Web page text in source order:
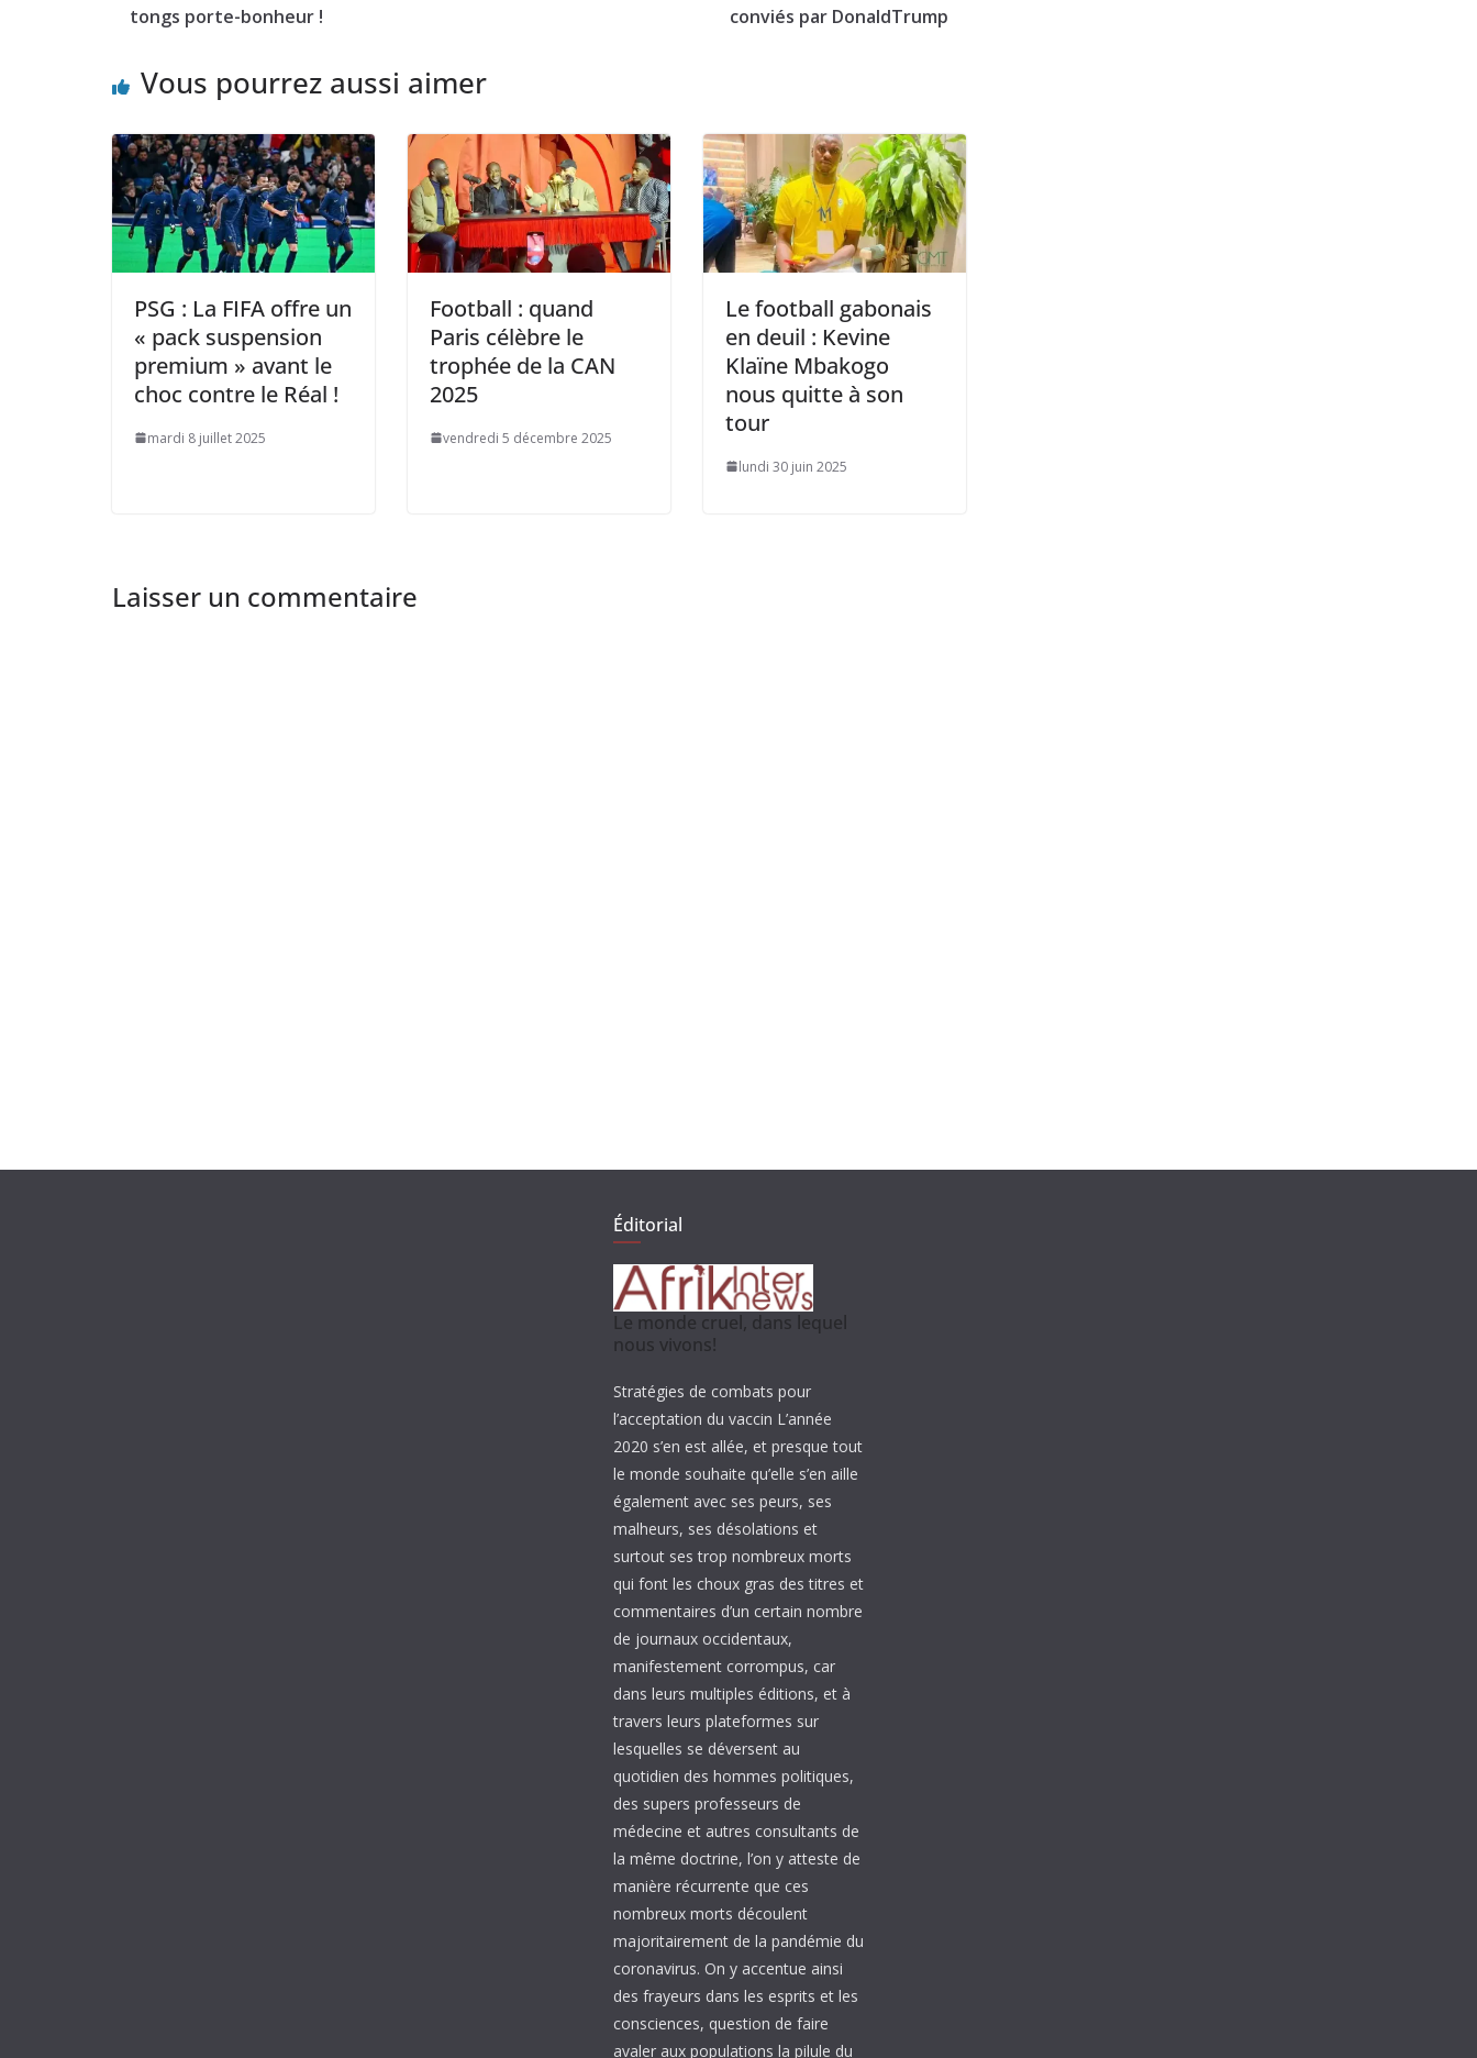
tongs porte-bonheur !
conviés par DonaldTrump
Vous pourrez aussi aimer
PSG : La FIFA offre un
« pack suspension
premium » avant le
choc contre le Réal !
mardi 8 juillet 2025
Football : quand
Paris célèbre le
trophée de la CAN
2025
vendredi 5 décembre 2025
Le football gabonais
en deuil : Kevine
Klaïne Mbakogo
nous quitte à son
tour
lundi 30 juin 2025
Laisser un commentaire
Éditorial
Le monde cruel, dans lequel
nous vivons!
Stratégies de combats pour
l’acceptation du vaccin L’année
2020 s’en est allée, et presque tout
le monde souhaite qu’elle s’en aille
également avec ses peurs, ses
malheurs, ses désolations et
surtout ses trop nombreux morts
qui font les choux gras des titres et
commentaires d’un certain nombre
de journaux occidentaux,
manifestement corrompus, car
dans leurs multiples éditions, et à
travers leurs plateformes sur
lesquelles se déversent au
quotidien des hommes politiques,
des supers professeurs de
médecine et autres consultants de
la même doctrine, l’on y atteste de
manière récurrente que ces
nombreux morts découlent
majoritairement de la pandémie du
coronavirus. On y accentue ainsi
des frayeurs dans les esprits et les
consciences, question de faire
avaler aux populations la pilule du